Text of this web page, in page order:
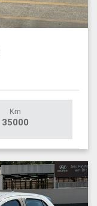
Km
35000